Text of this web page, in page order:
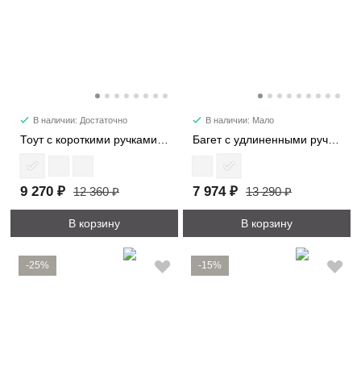
В наличии: Достаточно
9 270 ₽ 12 360 ₽
В корзину
В наличии: Мало
7 974 ₽ 13 290 ₽
В корзину
-25% -15%